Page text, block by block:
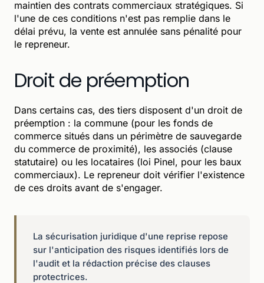
maintien des contrats commerciaux stratégiques. Si
l'une de ces conditions n'est pas remplie dans le
délai prévu, la vente est annulée sans pénalité pour
le repreneur.
Droit de préemption
Dans certains cas, des tiers disposent d'un droit de
préemption : la commune (pour les fonds de
commerce situés dans un périmètre de sauvegarde
du commerce de proximité), les associés (clause
statutaire) ou les locataires (loi Pinel, pour les baux
commerciaux). Le repreneur doit vérifier l'existence
de ces droits avant de s'engager.
La sécurisation juridique d'une reprise repose
sur l'anticipation des risques identifiés lors de
l'audit et la rédaction précise des clauses
protectrices.